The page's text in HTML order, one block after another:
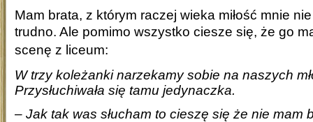
Mam brata, z którym raczej wieka miłość mnie nie
trudno. Ale pomimo wszystko ciesze się, że go
scenę z liceum:
W trzy koleżanki narzekamy sobie na naszych
Przysłuchiwała się tamu jedynaczka.
– Jak tak was słucham to cieszę się że nie mam